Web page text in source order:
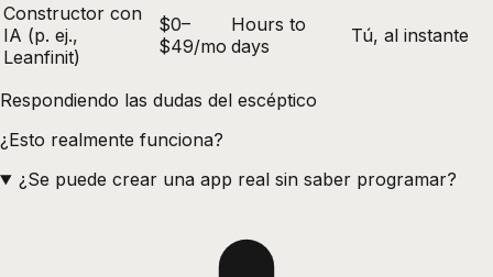
Constructor con
IA (p. ej.,
Leanfinit)
$0–
$49/mo
Hours to
days
Tú, al instante
Respondiendo las dudas del escéptico
¿Esto realmente funciona?
¿Se puede crear una app real sin saber programar?